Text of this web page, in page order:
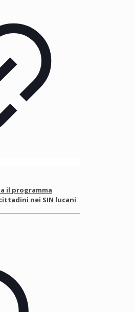
il programma
nei SIN lucani